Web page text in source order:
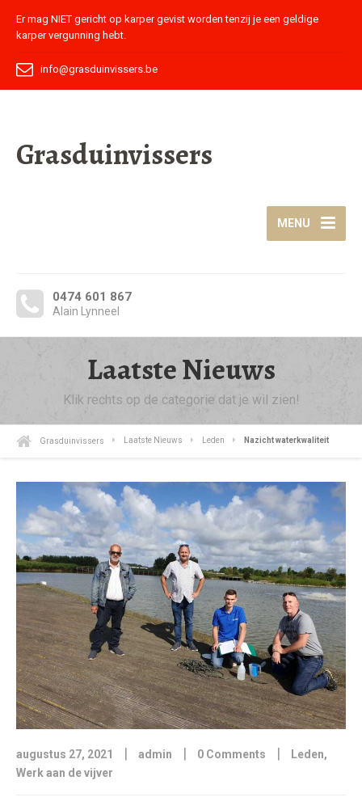
Er mag NIET gericht op karper gevist worden tenzij je een geldige
karper vergunning hebt.
info@grasduinvissers.be
0474 601 867
Alain Lynneel
Grasduinvissers
MENU
Laatste Nieuws
Klik rechts op de categorie dat je wil zien!
Grasduinvissers Laatste Nieuws Leden Nazicht waterkwaliteit
augustus 27, 2021 | admin | 0 Comments | Leden,
Werk aan de vijver